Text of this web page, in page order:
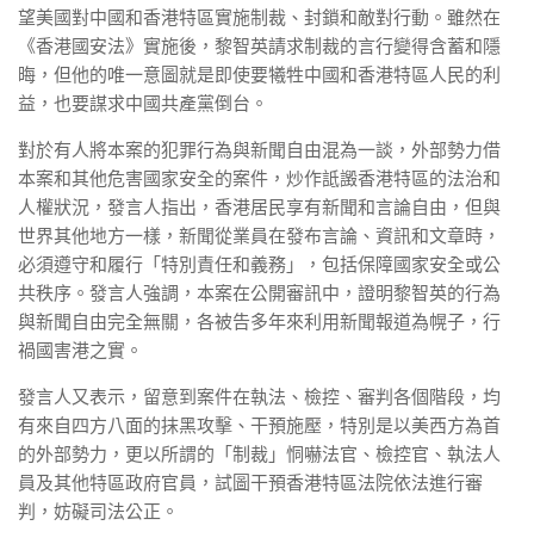
望美國對中國和香港特區實施制裁、封鎖和敵對行動。雖然在
《香港國安法》實施後，黎智英請求制裁的言行變得含蓄和隱
晦，但他的唯一意圖就是即使要犧牲中國和香港特區人民的利
益，也要謀求中國共產黨倒台。
對於有人將本案的犯罪行為與新聞自由混為一談，外部勢力借
本案和其他危害國家安全的案件，炒作詆譭香港特區的法治和
人權狀況，發言人指出，香港居民享有新聞和言論自由，但與
世界其他地方一樣，新聞從業員在發布言論、資訊和文章時，
必須遵守和履行「特別責任和義務」，包括保障國家安全或公
共秩序。發言人強調，本案在公開審訊中，證明黎智英的行為
與新聞自由完全無關，各被告多年來利用新聞報道為幌子，行
禍國害港之實。
發言人又表示，留意到案件在執法、檢控、審判各個階段，均
有來自四方八面的抹黑攻擊、干預施壓，特別是以美西方為首
的外部勢力，更以所謂的「制裁」恫嚇法官、檢控官、執法人
員及其他特區政府官員，試圖干預香港特區法院依法進行審
判，妨礙司法公正。